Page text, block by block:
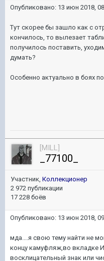
Опубликовано: 13 июн 2018,
Тут скорее бы зашло как с
кончилось, то вылезает
получилось поставить,
думать?
Особенно актуально в боях
[MILL]
_77100_
Участник, Коллекционер
2 972 публикации
17 228 боёв
Опубликовано: 13 июн 2018,
мда....я свою тему найти не
концу камуфляж,во вкладке
восклицательный знак или